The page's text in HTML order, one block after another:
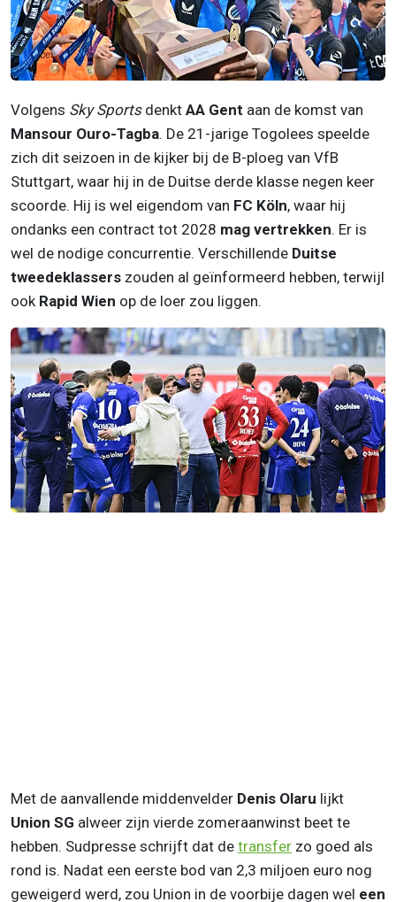
Volgens Sky Sportsdenkt AA Gent aan de komst van
Mansour Ouro-Tagba. De 21-jarige Togolees speelde
zich dit seizoen in de kijker bij de B-ploeg van VfB
Stuttgart, waar hij in de Duitse derde klasse negen keer
scoorde. Hij is wel eigendom van FC Köln, waar hij
ondanks een contract tot 2028 mag vertrekken. Er is
wel de nodige concurrentie. Verschillende Duitse
tweedeklassers zouden al geïnformeerd hebben, terwijl
ook Rapid Wien op de loer zou liggen.
Met de aanvallende middenvelder Denis Olaru lijkt
Union SG alweer zijn vierde zomeraanwinst beet te
hebben. Sudpresse schrijft dat de transfer zo goed als
rond is. Nadat een eerste bod van 2,3 miljoen euro nog
geweigerd werd, zou Union in de voorbije dagen wel een